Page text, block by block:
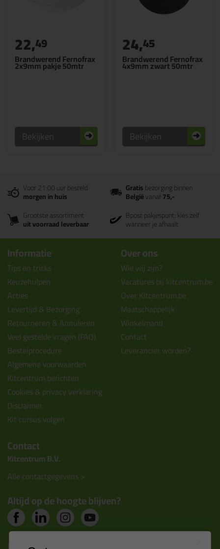
Brandwerend Fernofrax
2x9mm pakje 50mtr
22,49
Bekijken
Brandwerend Fernofrax
4x9mm zwart 50mtr
24,45
Bekijken
Voor 21:00 uur besteld
morgen in huis
Gratisbezorging binnen
Belgiëvanaf75,-
Grootste assortiment
uit voorraad leverbaar
Bpost pakjespunt: kies zelf
wanneer je afhaalt
Informatie
Tips en tricks
Keuzehulpen
Acties
Levertijd & Bezorging
Retourneren & Annuleren
Veel gestelde vragen (FAQ)
Bestelprocedure
Algemene voorwaarden
Kitcentrum berichten
Cookies & privacy verklaring
Disclaimer
Kit cursus volgen
Over ons
Wie wij zijn?
Vacatures bij kitcentrum.be
Over Kitcentrum.be
Maatschappelijk
Winkelmand
Contact
Leverancier worden?
Contact
Kitcentrum B.V.
Alle contactgegevens >
Altijd op de hoogte blijven?